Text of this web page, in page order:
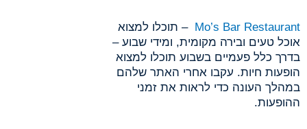
Mo’s Bar Restaurant – תוכלו למצוא
אוכל טעים ובירה מקומית, ומידי שבוע –
בדרך כלל פעמיים בשבוע תוכלו למצוא
הופעות חיות. עקבו אחרי האתר שלהם
במהלך העונה כדי לראות את זמני
ההופעות.